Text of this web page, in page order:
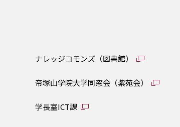
ナレッジコモンズ（図書館）
帝塚山学院大学同窓会（紫苑会）
学長室ICT課